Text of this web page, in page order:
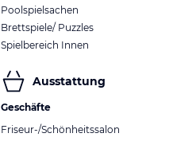
Poolspielsachen
Brettspiele/ Puzzles
Spielbereich Innen
Ausstattung
Geschäfte
Friseur-/Schönheitssalon